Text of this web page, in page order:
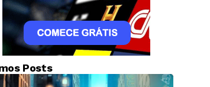
Posts